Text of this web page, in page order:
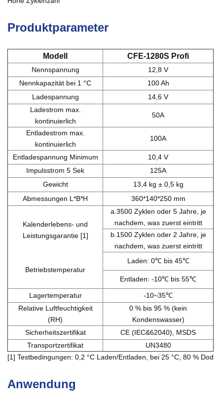
Produktparameter
Modell CFE-1280S Profi
Nennspannung
12,8 V
Nennkapazität bei 1 °C
100 Ah
Ladespannung
14,6 V
Ladestrom max.
kontinuierlich
50A
Entladestrom max.
kontinuierlich
100A
Entladespannung Minimum
10,4 V
Impulsstrom 5 Sek
125A
Gewicht
13,4 kg ± 0,5 kg
Abmessungen L*B*H
360*140*250 mm
Kalenderlebens- und
Leistungsgarantie [1]
Betriebstemperatur
a.3500 Zyklen oder 5 Jahre, je
nachdem, was zuerst eintritt
b.1500 Zyklen oder 2 Jahre, je
nachdem, was zuerst eintritt
Laden: 0℃ bis 45℃
Entladen: -10℃ bis 55℃
Lagertemperatur
-10~35℃
Relative Luftfeuchtigkeit
(RH)
0 % bis 95 % (kein
Kondenswasser)
Sicherheitszertifikat
CE (IEC&62040), MSDS
Transportzertifikat
UN3480
[1] Testbedingungen: 0,2 °C Laden/Entladen, bei 25 °C, 80 % Dod
Anwendung